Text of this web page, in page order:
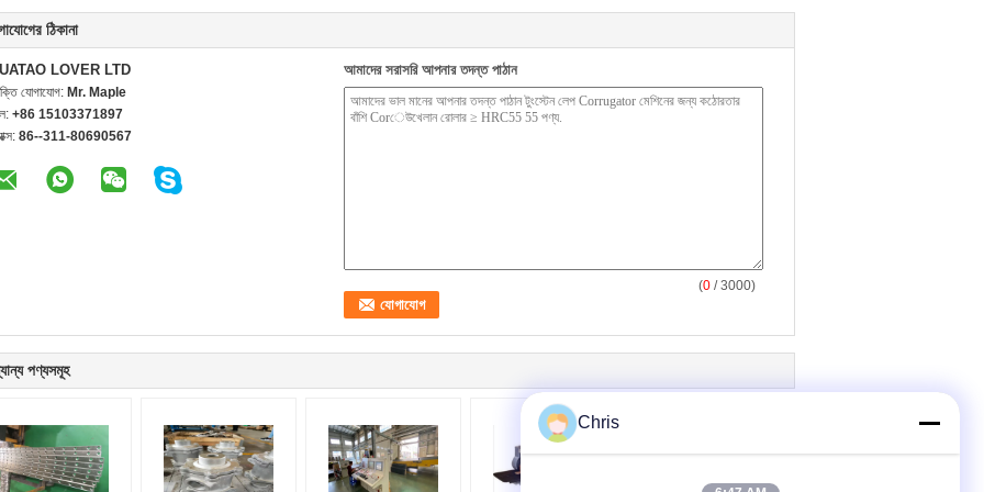
ঠিকানা
LOVER LTD
যোগাযোগ: Mr. Maple
+86 15103371897
86--311-80690567
আমাদের সরাসরি আপনার তদন্ত পাঠান
(0 / 3000)
পণ্যসমূহ
Chris